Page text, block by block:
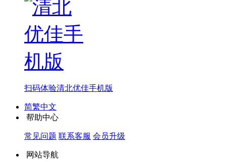
扫码体验清北优佳手机版
简繁中文
帮助中心
常见问题 联系客服 会员升级
网站导航